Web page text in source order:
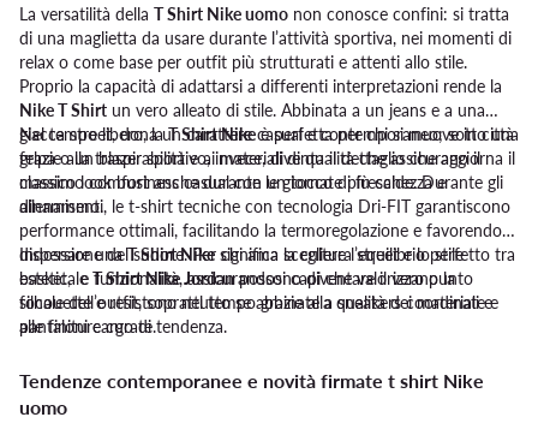
La versatilità della T Shirt Nike uomo non conosce confini: si tratta
di una maglietta da usare durante l’attività sportiva, nei momenti di
relax o come base per outfit più strutturati e attenti allo stile.
Proprio la capacità di adattarsi a differenti interpretazioni rende la
Nike T Shirt un vero alleato di stile. Abbinata a un jeans e a una
giacca street, dona un carattere casual e contemporaneo; sotto una
felpa o un blazer sportivo, invece, diventa il dettaglio che aggiorna il
classico look business casual con un tocco di freschezza e
dinamismo.
Nel tempo libero, laT Shirt Nikeè perfetta per chi si muove in città
grazie alla traspirabilità e ai materiali di qualità che assicurano il
massimo comfort anche durante le giornate più calde. Durante gli
allenamenti, le t-shirt tecniche con tecnologia Dri-FIT garantiscono
performance ottimali, facilitando la termoregolazione e favorendo la
dispersione del sudore. Per chi ama la cultura street e lo stile
basket, leT Shirt Nike Jordanpossono diventare il vero punto
focale dell’outfit, soprattutto se abbinate a sneakers coordinate e
pantaloni cargo di tendenza.
Indossare unaT Shirt Nikesignifica scegliere l’equilibrio perfetto tra
estetica e funzionalità, assicurandosi capi che valorizzano la
silhouette e resistono nel tempo grazie alla qualità dei materiali e
alle finiture curate.
Tendenze contemporanee e novità firmate t shirt Nike
uomo